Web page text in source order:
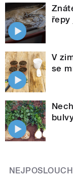
řepy
V
se